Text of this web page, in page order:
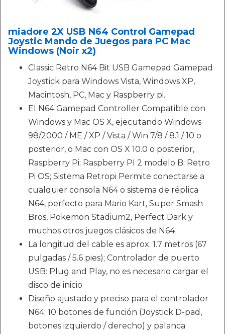
miadore 2X USB N64 Control Gamepad
Joystic Mando de Juegos para PC Mac
Windows (Noir x2)
Classic Retro N64 Bit USB Gamepad Gamepad
Joystick para Windows Vista, Windows XP,
Macintosh, PC, Mac y Raspberry pi.
El N64 Gamepad Controller Compatible con
Windows y Mac OS X, ejecutando Windows
98/2000 / ME / XP / Vista / Win 7/8 / 8.1 / 10 o
posterior, o Mac con OS X 10.0 o posterior,
Raspberry Pi; Raspberry PI 2 modelo B; Retro
Pi OS; Sistema Retropi Permite conectarse a
cualquier consola N64 o sistema de réplica
N64, perfecto para Mario Kart, Super Smash
Bros, Pokemon Stadium2, Perfect Dark y
muchos otros juegos clásicos de N64
La longitud del cable es aprox. 1.7 metros (67
pulgadas / 5.6 pies); Controlador de puerto
USB: Plug and Play, no es necesario cargar el
disco de inicio
Diseño ajustado y preciso para el controlador
N64: 10 botones de función (Joystick D-pad,
botones izquierdo / derecho) y palanca